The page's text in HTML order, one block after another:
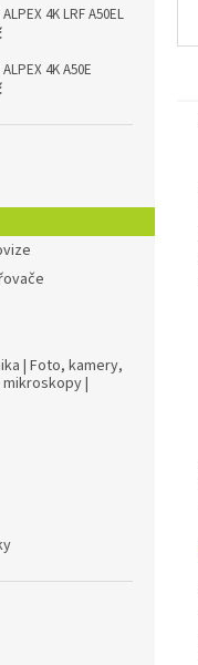
4K LRF A50EL
4K A50E
| Foto, kamery,
|